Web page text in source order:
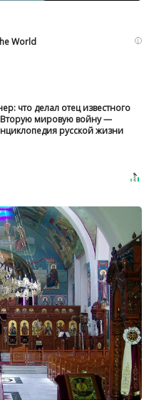
i
World
что делал отец известного
Вторую мировую войну —
русской жизни